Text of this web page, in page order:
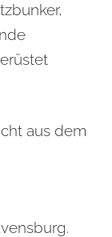
aus dem